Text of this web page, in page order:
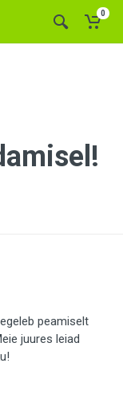
0
peamiselt
juures leiad